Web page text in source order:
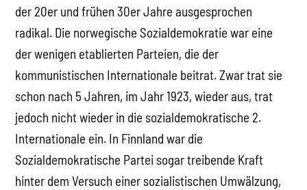
der 20er und frühen 30er Jahre ausgesprochen
radikal. Die norwegische Sozialdemokratie war eine
der wenigen etablierten Parteien, die der
kommunistischen Internationale beitrat. Zwar trat sie
schon nach 5 Jahren, im Jahr 1923, wieder aus, trat
jedoch nicht wieder in die sozialdemokratische 2.
Internationale ein. In Finnland war die
Sozialdemokratische Partei sogar treibende Kraft
hinter dem Versuch einer sozialistischen Umwälzung,